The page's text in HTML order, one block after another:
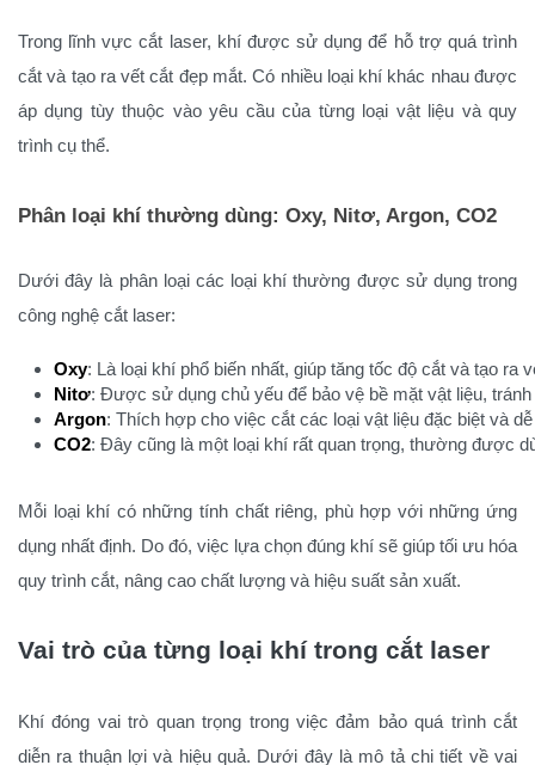
Trong lĩnh vực cắt laser, khí được sử dụng để hỗ trợ quá trình
cắt và tạo ra vết cắt đẹp mắt. Có nhiều loại khí khác nhau được
áp dụng tùy thuộc vào yêu cầu của từng loại vật liệu và quy
trình cụ thể.
Phân loại khí thường dùng: Oxy, Nitơ, Argon, CO2
Dưới đây là phân loại các loại khí thường được sử dụng trong
công nghệ cắt laser:
Oxy: Là loại khí phổ biến nhất, giúp tăng tốc độ cắt và tạo ra
Nitơ: Được sử dụng chủ yếu để bảo vệ bề mặt vật liệu,
Argon: Thích hợp cho việc cắt các loại vật liệu đặc biệt và
CO2: Đây cũng là một loại khí rất quan trọng, thường được
Mỗi loại khí có những tính chất riêng, phù hợp với những ứng
dụng nhất định. Do đó, việc lựa chọn đúng khí sẽ giúp tối ưu hóa
quy trình cắt, nâng cao chất lượng và hiệu suất sản xuất.
Vai trò của từng loại khí trong cắt laser
Khí đóng vai trò quan trọng trong việc đảm bảo quá trình cắt
diễn ra thuận lợi và hiệu quả. Dưới đây là mô tả chi tiết về vai